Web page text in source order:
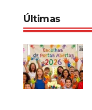
Últimas